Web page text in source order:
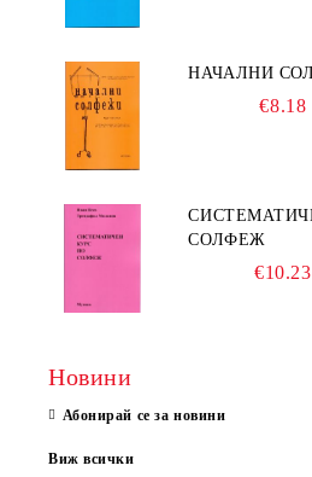
НАЧАЛНИ
€8.18
СОЛФЕЖ
€10.23
Новини
Абонирай се за новини
Виж всички